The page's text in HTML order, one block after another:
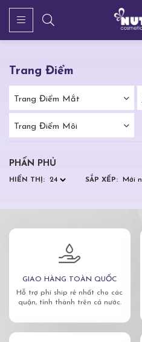
Trang Điểm
Trang Điểm Mắt
Trang Điểm Môi
PHẤN PHỦ
HIỂN THỊ: SẮP XẾP:
GIAO HÀNG TOÀN QUỐC
Hỗ trợ phí ship rẻ nhất cho các
quận, tỉnh thành trên cả nước.